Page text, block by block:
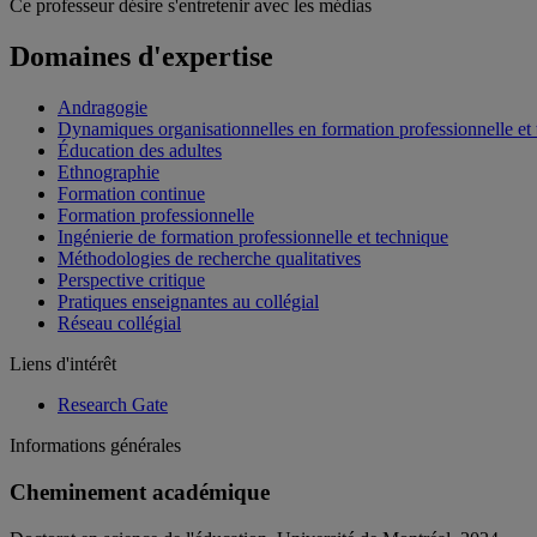
Ce professeur désire s'entretenir avec les médias
Domaines d'expertise
Andragogie
Dynamiques organisationnelles en formation professionnelle et
Éducation des adultes
Ethnographie
Formation continue
Formation professionnelle
Ingénierie de formation professionnelle et technique
Méthodologies de recherche qualitatives
Perspective critique
Pratiques enseignantes au collégial
Réseau collégial
Liens d'intérêt
Research Gate
Informations générales
Cheminement académique